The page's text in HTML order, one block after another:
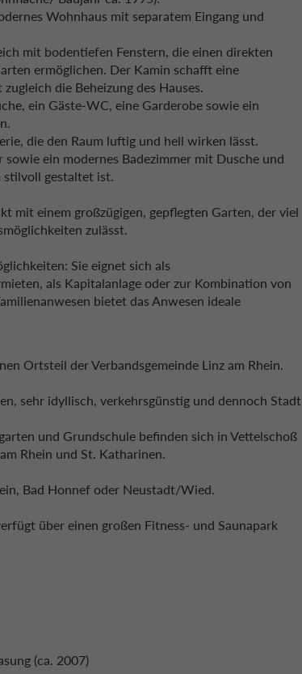
Wohnhaus mit separatem Eingang und
mit bodentiefen Fenstern, die einen direkten
ermöglichen. Der Kamin schafft eine
die Beheizung des Hauses.
ein Gäste-WC, eine Garderobe sowie ein
die den Raum luftig und hell wirken lässt.
ein modernes Badezimmer mit Dusche und
gestaltet ist.
mit einem großzügigen, gepflegten Garten, der viel
zulässt.
Sie eignet sich als
als Kapitalanlage oder zur Kombination von
bietet das Anwesen ideale
Ortsteil der Verbandsgemeinde Linz am Rhein.
sehr idyllisch, verkehrsgünstig und dennoch Stadt
und Grundschule befinden sich in Vettelschoß
Rhein und St. Katharinen.
Bad Honnef oder Neustadt/Wied.
über einen großen Fitness- und Saunapark
(ca. 2007)